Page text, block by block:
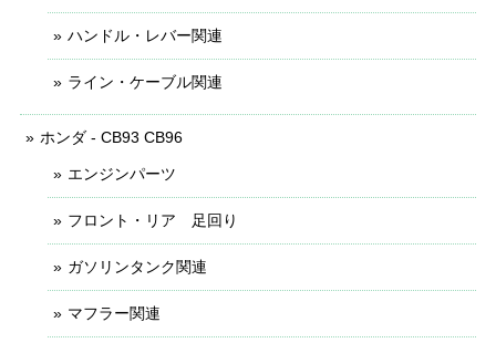
ハンドル・レバー関連
ライン・ケーブル関連
ホンダ - CB93 CB96
エンジンパーツ
フロント・リア 足回り
ガソリンタンク関連
マフラー関連